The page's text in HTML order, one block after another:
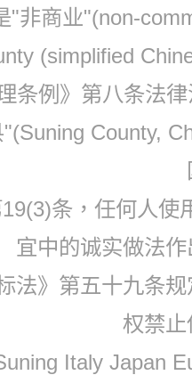
"非商业"(non-
(simplified
条例》第八条法
County,
条，任何人
宜中的诚实做法
法》第五十九条
权禁
Italy Japan